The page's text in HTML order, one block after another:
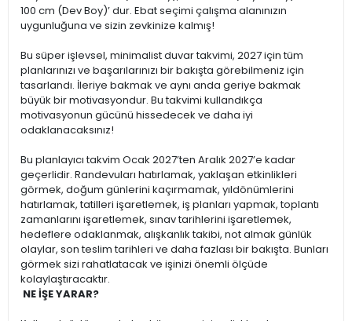
100 cm (Dev Boy)’ dur. Ebat seçimi çalışma alanınızın
uygunluğuna ve sizin zevkinize kalmış!
Bu süper işlevsel, minimalist duvar takvimi, 2027 için tüm
planlarınızı ve başarılarınızı bir bakışta görebilmeniz için
tasarlandı. İleriye bakmak ve aynı anda geriye bakmak
büyük bir motivasyondur. Bu takvimi kullandıkça
motivasyonun gücünü hissedecek ve daha iyi
odaklanacaksınız!
Bu planlayıcı takvim Ocak 2027’ten Aralık 2027’e kadar
geçerlidir. Randevuları hatırlamak, yaklaşan etkinlikleri
görmek, doğum günlerini kaçırmamak, yıldönümlerini
hatırlamak, tatilleri işaretlemek, iş planları yapmak, toplantı
zamanlarını işaretlemek, sınav tarihlerini işaretlemek,
hedeflere odaklanmak, alışkanlık takibi, not almak günlük
olaylar, son teslim tarihleri ve daha fazlası bir bakışta. Bunları
görmek sizi rahatlatacak ve işinizi önemli ölçüde
kolaylaştıracaktır.
NE İŞE YARAR?